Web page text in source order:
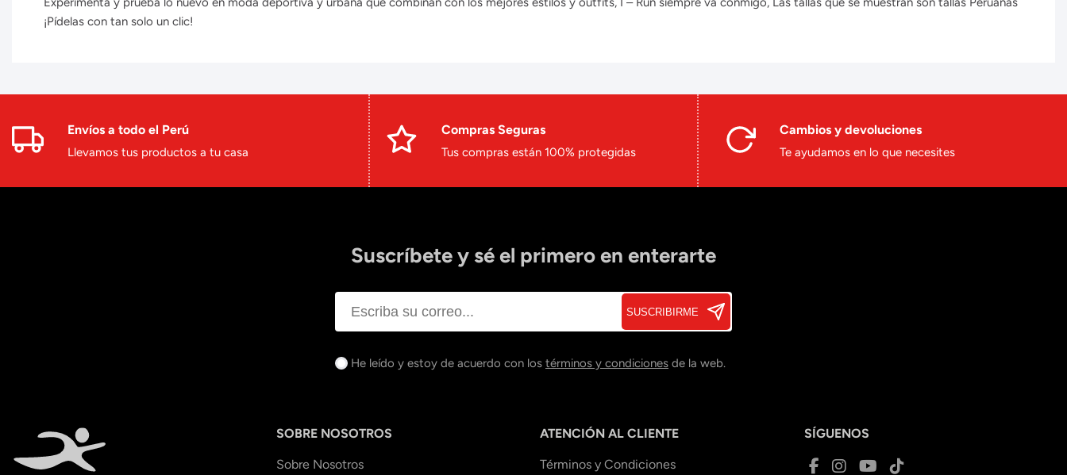
¡Pídelas con tan solo un clic!
Envíos a todo el Perú
Llevamos tus productos a tu casa
Compras Seguras
Tus compras están 100% protegidas
Cambios y devoluciones
Te ayudamos en lo que necesites
Suscríbete y sé el primero en enterarte
SUSCRIBIRME
He leído y estoy de acuerdo con los términos y condiciones de la web.
SOBRE NOSOTROS
Sobre Nosotros
ATENCIÓN AL CLIENTE
Términos y Condiciones
SÍGUENOS